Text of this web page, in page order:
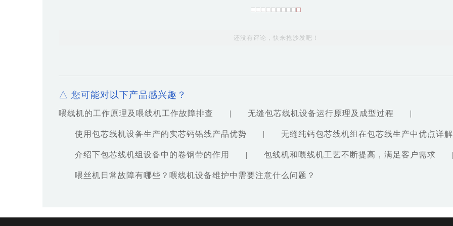
还没有评论，快来抢沙发吧！
△ 您可能对以下产品感兴趣？
喂线机的工作原理及喂线机工作故障排查 | 无缝包芯线机设备运行原理及成型过程 |
使用包芯线机设备生产的实芯钙铝线产品优势 | 无缝纯钙包芯线机组在包芯线生产中优点详解
介绍下包芯线机组设备中的卷钢带的作用 | 包线机和喂线机工艺不断提高，满足客户需求
喂丝机日常故障有哪些？喂线机设备维护中需要注意什么问题？